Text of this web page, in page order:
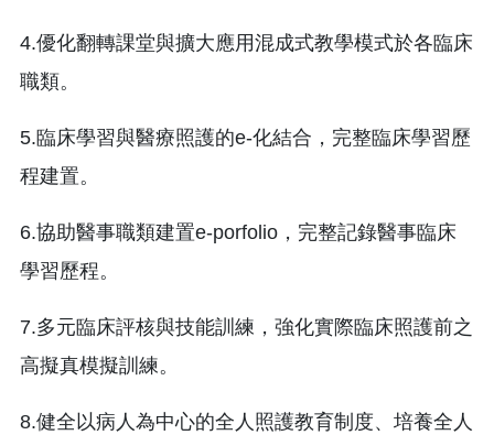
4.優化翻轉課堂與擴大應用混成式教學模式於各臨床
職類。
5.臨床學習與醫療照護的e-化結合，完整臨床學習歷
程建置。
6.協助醫事職類建置e-porfolio，完整記錄醫事臨床
學習歷程。
7.多元臨床評核與技能訓練，強化實際臨床照護前之
高擬真模擬訓練。
8.健全以病人為中心的全人照護教育制度、培養全人